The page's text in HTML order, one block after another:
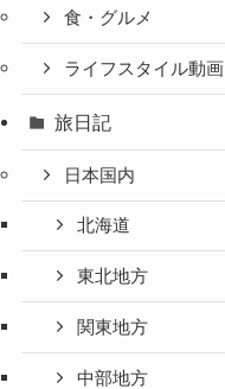
食・グルメ
ライフスタイル動画
旅日記
日本国内
北海道
東北地方
関東地方
中部地方